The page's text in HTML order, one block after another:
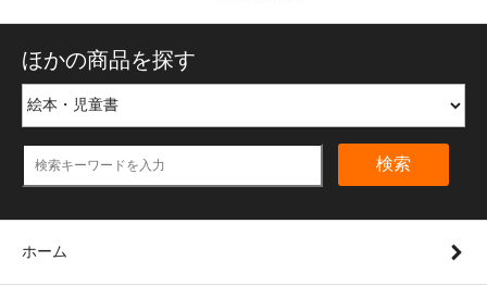
ほかの商品を探す
検索
ホーム